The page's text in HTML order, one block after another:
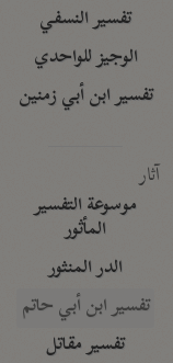
تفسير النسفي
الوجيز للواحدي
تفسير ابن أبي زمنين
آثار
موسوعة التفسير
المأثور
الدر المنثور
تفسير ابن أبي حاتم
تفسير مقاتل